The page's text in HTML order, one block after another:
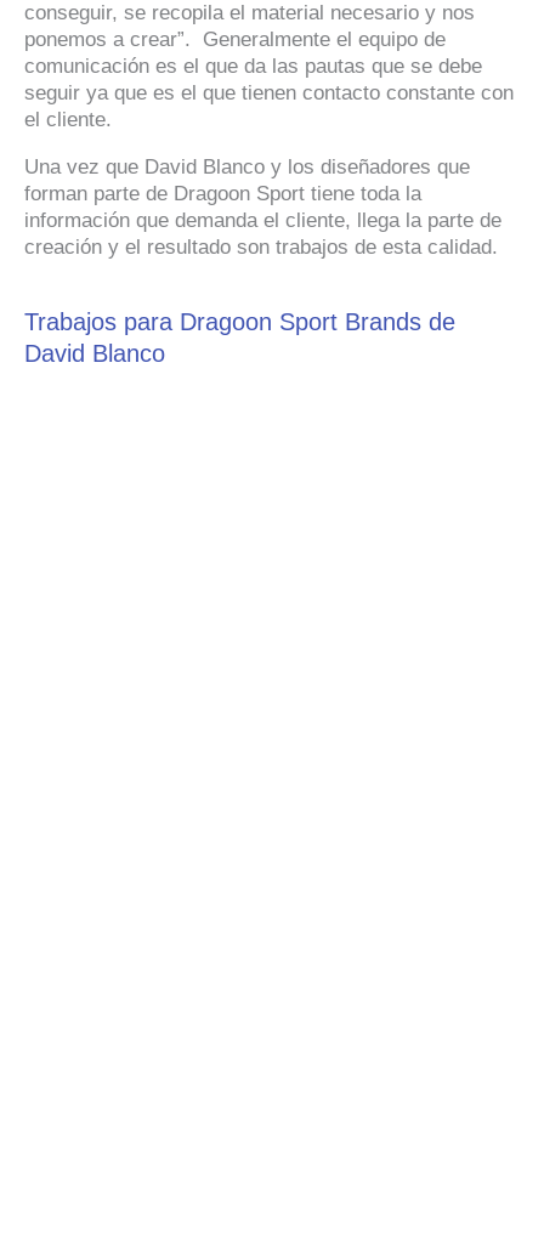
conseguir, se recopila el material necesario y nos
ponemos a crear”. Generalmente el equipo de
comunicación es el que da las pautas que se debe
seguir ya que es el que tienen contacto constante con
el cliente.
Una vez que David Blanco y los diseñadores que
forman parte de Dragoon Sport tiene toda la
información que demanda el cliente, llega la parte de
creación y el resultado son trabajos de esta calidad.
Trabajos para Dragoon Sport Brands de
David Blanco